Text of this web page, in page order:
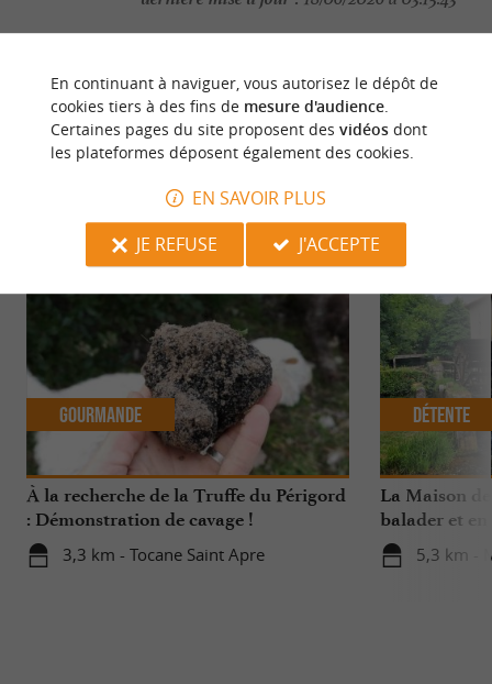
Source : Crédit photo :
NC-ND 4.0
NOUS AVONS TESTÉPOUR VOUS
À la recherche de la Truffe du Périgord
: Démonstration de cavage !
3,3 km - Tocane Saint Apre
Gourmande
La Maison
balader et en
rivière
5,3 km -
Détente
En continuant à naviguer, vous autorisez le dépôt de
cookies tiers à des fins de mesure d'audience.
Certaines pages du site proposent des vidéosdont
les plateformes déposent également des cookies.
EN SAVOIR PLUS
JE REFUSE
J'ACCEPTE